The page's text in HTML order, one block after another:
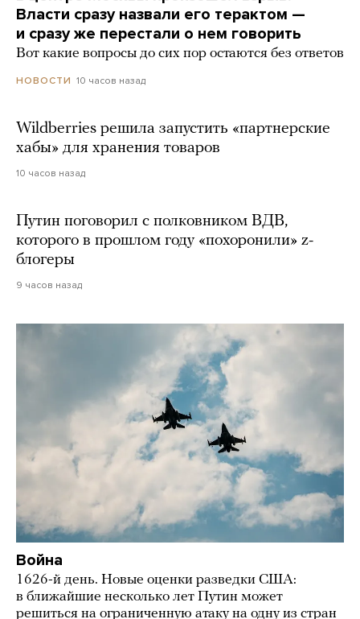
Власти сразу назвали его терактом —
и сразу же перестали о нем говорить
Вот какие вопросы до сих пор остаются без ответов
НОВОСТИ 10 часов назад
Wildberries решила запустить «партнерские
хабы» для хранения товаров
10 часов назад
Путин поговорил с полковником ВДВ,
которого в прошлом году «похоронили» z-
блогеры
9 часов назад
Война
1626-й день. Новые оценки разведки США:
в ближайшие несколько лет Путин может
решиться на ограниченную атаку на одну из стран